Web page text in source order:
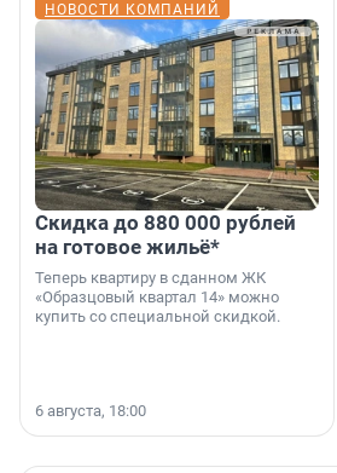
НОВОСТИ КОМПАНИЙ
Скидка до 880 000 рублей
на готовое жильё*
Теперь квартиру в сданном ЖК
«Образцовый квартал 14» можно
купить со специальной скидкой.
6 августа, 18:00